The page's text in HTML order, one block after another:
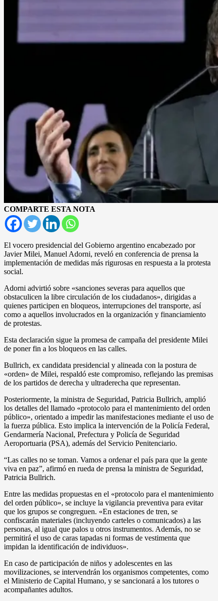
COMPARTE ESTA NOTA
El vocero presidencial del Gobierno argentino encabezado por
Javier Milei, Manuel Adorni, reveló en conferencia de prensa la
implementación de medidas más rigurosas en respuesta a la protesta
social.
Adorni advirtió sobre «sanciones severas para aquellos que
obstaculicen la libre circulación de los ciudadanos», dirigidas a
quienes participen en bloqueos, interrupciones del transporte, así
como a aquellos involucrados en la organización y financiamiento
de protestas.
Esta declaración sigue la promesa de campaña del presidente Milei
de poner fin a los bloqueos en las calles.
Bullrich, ex candidata presidencial y alineada con la postura de
«orden» de Milei, respaldó este compromiso, reflejando las premisas
de los partidos de derecha y ultraderecha que representan.
Posteriormente, la ministra de Seguridad, Patricia Bullrich, amplió
los detalles del llamado «protocolo para el mantenimiento del orden
público», orientado a impedir las manifestaciones mediante el uso de
la fuerza pública. Esto implica la intervención de la Policía Federal,
Gendarmería Nacional, Prefectura y Policía de Seguridad
Aeroportuaria (PSA), además del Servicio Penitenciario.
“Las calles no se toman. Vamos a ordenar el país para que la gente
viva en paz”, afirmó en rueda de prensa la ministra de Seguridad,
Patricia Bullrich.
Entre las medidas propuestas en el «protocolo para el mantenimiento
del orden público», se incluye la vigilancia preventiva para evitar
que los grupos se congreguen. «En estaciones de tren, se
confiscarán materiales (incluyendo carteles o comunicados) a las
personas, al igual que palos u otros instrumentos. Además, no se
permitirá el uso de caras tapadas ni formas de vestimenta que
impidan la identificación de individuos».
En caso de participación de niños y adolescentes en las
movilizaciones, se intervendrán los organismos competentes, como
el Ministerio de Capital Humano, y se sancionará a los tutores o
acompañantes adultos.